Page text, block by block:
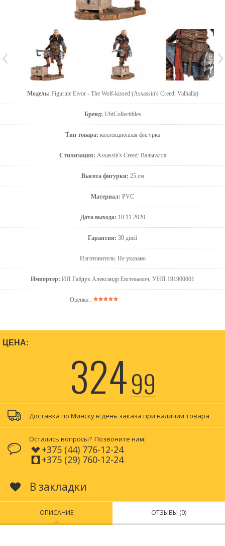
Модель: Figurine Eivor - The Wolf-kissed (Assassin's Creed: Valhalla)
Бренд: UbiCollectibles
Тип товара: коллекционная фигурка
Стилизация: Assassin's Creed: Вальгалла
Высота фигурки: 25 см
Материал: PVC
Дата выхода: 10.11.2020
Гарантия: 30 дней
Изготовитель: Не указано
Импортер: ИП Гайдук Александр Евгеньевич, УНП 191900001
Оценка :
ЦЕНА:
32499
Доставка по Минску в день заказа при наличии товара
Остались вопросы? Позвоните нам:
+375 (44) 776-12-24
+375 (29) 760-12-24
В закладки
ОПИСАНИЕ ОТЗЫВЫ (0)